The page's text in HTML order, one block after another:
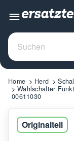
Home Herd
Wahlschalter
00611030
Originalteil